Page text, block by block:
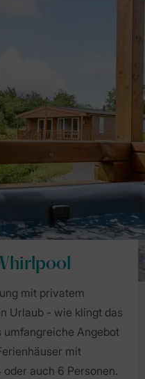
mit privatem
Urlaub - wie klingt das
umfangreiche Angebot
mit
auch 6 Personen.